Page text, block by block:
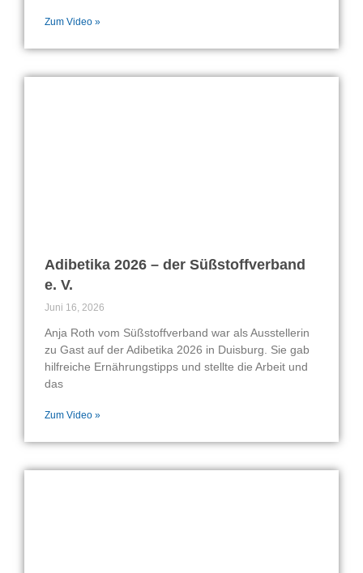
Zum Video »
Adibetika 2026 – der Süßstoffverband
e. V.
Juni 16, 2026
Anja Roth vom Süßstoffverband war als Ausstellerin
zu Gast auf der Adibetika 2026 in Duisburg. Sie gab
hilfreiche Ernährungstipps und stellte die Arbeit und
das
Zum Video »